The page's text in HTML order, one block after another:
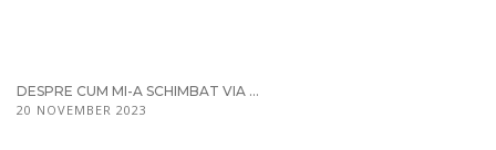
DESPRE CUM MI-A SCHIMBAT VIA ...
20 NOVEMBER 2023